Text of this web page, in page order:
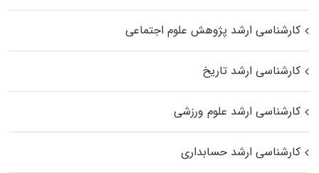
کارشناسی ارشد پژوهش علوم اجتماعی
کارشناسی ارشد تاریخ
کارشناسی ارشد علوم ورزشی
کارشناسی ارشد حسابداری